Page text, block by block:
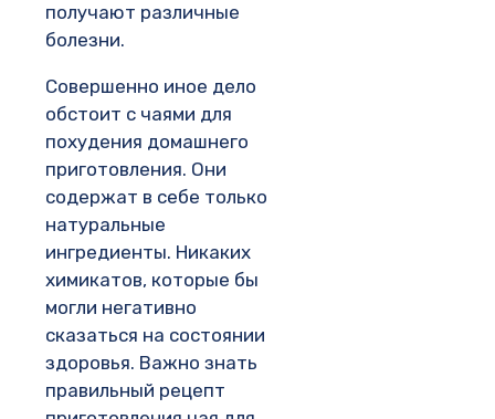
получают различные
болезни.
Совершенно иное дело
обстоит с чаями для
похудения домашнего
приготовления. Они
содержат в себе только
натуральные
ингредиенты. Никаких
химикатов, которые бы
могли негативно
сказаться на состоянии
здоровья. Важно знать
правильный рецепт